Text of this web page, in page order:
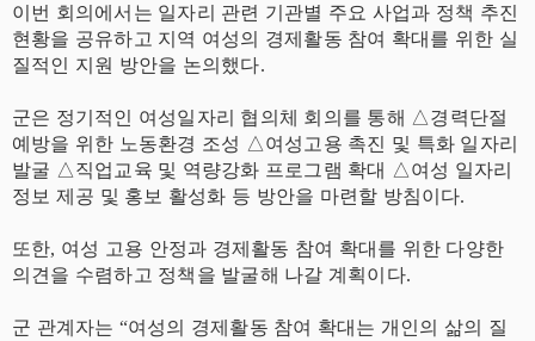
이번 회의에서는 일자리 관련 기관별 주요 사업과 정책 추진
현황을 공유하고 지역 여성의 경제활동 참여 확대를 위한 실
질적인 지원 방안을 논의했다.
군은 정기적인 여성일자리 협의체 회의를 통해 △경력단절
예방을 위한 노동환경 조성 △여성고용 촉진 및 특화 일자리
발굴 △직업교육 및 역량강화 프로그램 확대 △여성 일자리
정보 제공 및 홍보 활성화 등 방안을 마련할 방침이다.
또한, 여성 고용 안정과 경제활동 참여 확대를 위한 다양한
의견을 수렴하고 정책을 발굴해 나갈 계획이다.
군 관계자는 “여성의 경제활동 참여 확대는 개인의 삶의 질